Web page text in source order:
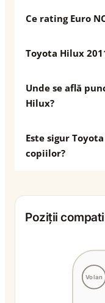
Ce rating Euro
Toyota Hilux
Unde se află
Hilux?
Este sigur
copiilor?
Poziții
Volan